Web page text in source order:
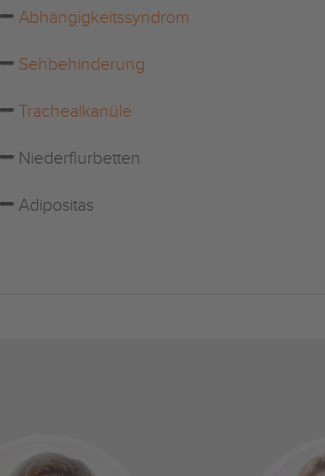
Abhängigkeitssyndrom
Sehbehinderung
Trachealkanüle
Niederflurbetten
Adipositas